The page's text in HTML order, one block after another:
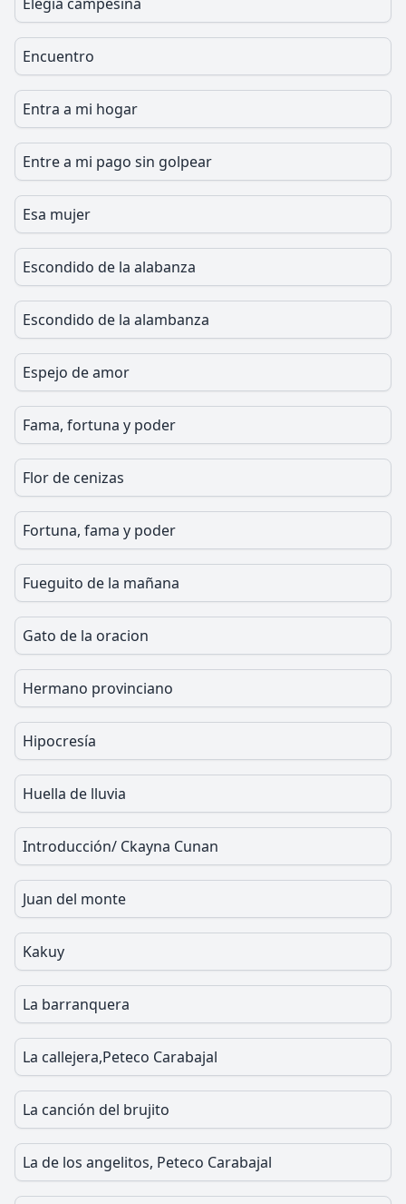
Encuentro
Entra a mi hogar
Entre a mi pago sin golpear
Esa mujer
Escondido de la alabanza
Escondido de la alambanza
Espejo de amor
Fama, fortuna y poder
Flor de cenizas
Fortuna, fama y poder
Fueguito de la mañana
Gato de la oracion
Hermano provinciano
Hipocresía
Huella de lluvia
Introducción/ Ckayna Cunan
Juan del monte
Kakuy
La barranquera
La callejera,Peteco Carabajal
La canción del brujito
La de los angelitos, Peteco Carabajal